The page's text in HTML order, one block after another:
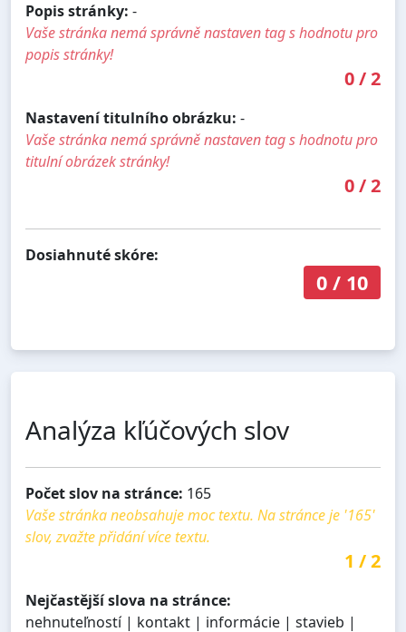
Popis stránky: -
Vaše stránka nemá správně nastaven tag s hodnotu pro
popis stránky!
0/2
Nastavení titulního obrázku: -
Vaše stránka nemá správně nastaven tag s hodnotu pro
titulní obrázek stránky!
0/2
Dosiahnuté skóre:
0/ 10
Analýza kľúčových slov
Počet slov na stránce: 165
Vaše stránka neobsahuje moc textu. Na stránce je '165'
slov, zvažte přidání více textu.
1 /2
Nejčastější slova na stránce:
nehnuteľností | kontakt | informácie | stavieb |